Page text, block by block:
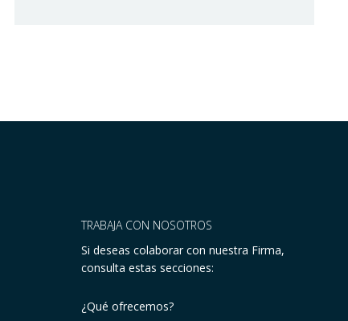
TRABAJA CON NOSOTROS
Si deseas colaborar con nuestra Firma,
consulta estas secciones:
¿Qué ofrecemos?